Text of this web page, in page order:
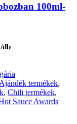
100ml-
db
Ajándék termékek,
, Chili termékek,
Sauce Awards